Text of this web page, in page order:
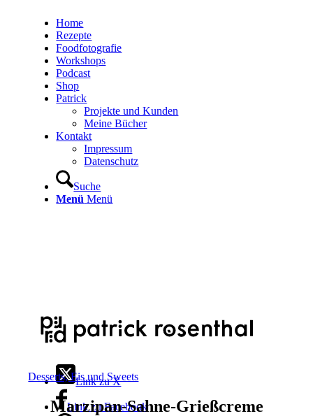
Home
Rezepte
Foodfotografie
Workshops
Podcast
Shop
Patrick
Projekte und Kunden
Meine Bücher
Kontakt
Impressum
Datenschutz
Suche
Menü Menü
Link zu X
Link zu Facebook
Desserts, Eis und Sweets
Marzipan-Sahne-Grießcreme